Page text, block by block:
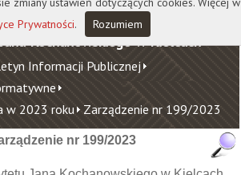
Kochanowskiego w Kielcach
Informacji Publicznej
w 2023 roku Zarządzenie nr 199/2023
nr 199/2023
Prywatności. Rozumiem